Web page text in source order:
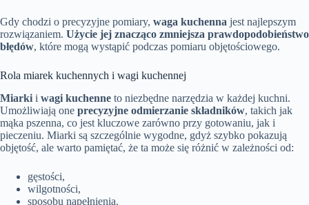
Gdy chodzi o precyzyjne pomiary, waga kuchenna jest najlepszym
rozwiązaniem. Użycie jej znacząco zmniejsza prawdopodobieństwo
błędów, które mogą wystąpić podczas pomiaru objętościowego.
Rola miarek kuchennych i wagi kuchennej
Miarki i wagi kuchenne to niezbędne narzędzia w każdej kuchni.
Umożliwiają one precyzyjne odmierzanie składników, takich jak
mąka pszenna, co jest kluczowe zarówno przy gotowaniu, jak i
pieczeniu. Miarki są szczególnie wygodne, gdyż szybko pokazują
objętość, ale warto pamiętać, że ta może się różnić w zależności od:
gęstości,
wilgotności,
sposobu napełnienia.